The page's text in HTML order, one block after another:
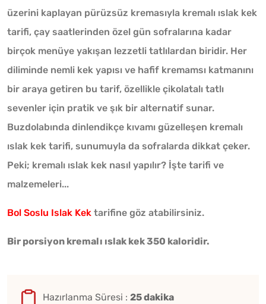
üzerini kaplayan pürüzsüz kremasıyla kremalı ıslak kek
tarifi, çay saatlerinden özel gün sofralarına kadar
birçok menüye yakışan lezzetli tatlılardan biridir. Her
diliminde nemli kek yapısı ve hafif kremamsı katmanını
bir araya getiren bu tarif, özellikle çikolatalı tatlı
sevenler için pratik ve şık bir alternatif sunar.
Buzdolabında dinlendikçe kıvamı güzelleşen kremalı
ıslak kek tarifi, sunumuyla da sofralarda dikkat çeker.
Peki; kremalı ıslak kek nasıl yapılır? İşte tarifi ve
malzemeleri...
Bol Soslu Islak Kek tarifine göz atabilirsiniz.
Bir porsiyon kremalı ıslak kek 350 kaloridir.
Hazırlanma Süresi : 25 dakika